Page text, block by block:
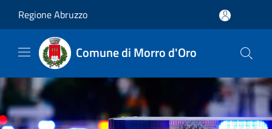
Regione Abruzzo
Comune di Morro d'Oro